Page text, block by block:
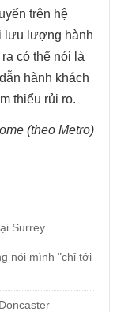
trên hệ
lưu lượng hành
có thể nói là
hành khách
thiểu rủi ro.
(theo Metro)
Surrey
nói mình "chỉ tới